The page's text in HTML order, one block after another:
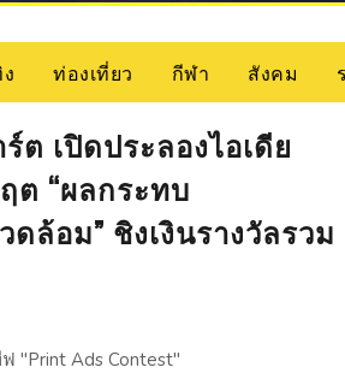
ท่องเที่ยว กีฬา สังคม
เปิดประลองไอเดีย
ฤต “ผลกระทบ
ล้อม” ชิงเงินรางวัลรวม
"Print Ads Contest"